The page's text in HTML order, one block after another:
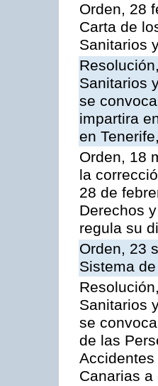
Orden, 28
Carta de
Sanitarios
Sanitarios
se
impartira
en
Orden, 18
la
28 de
Derechos
regula su
Orden, 23
Sistema
Sanitarios
se
de las
Canarias a